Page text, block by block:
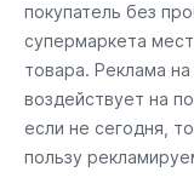
покупатель без
супермаркета
товара. Реклама
воздействует на
если не сегодня,
пользу